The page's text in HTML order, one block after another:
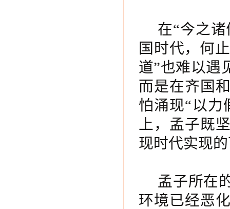
在“今之
国时代，何
道”也难以遇
而是在齐国
怕涌现“以力
上，孟子既
现时代实现
孟子所在
环境已经恶